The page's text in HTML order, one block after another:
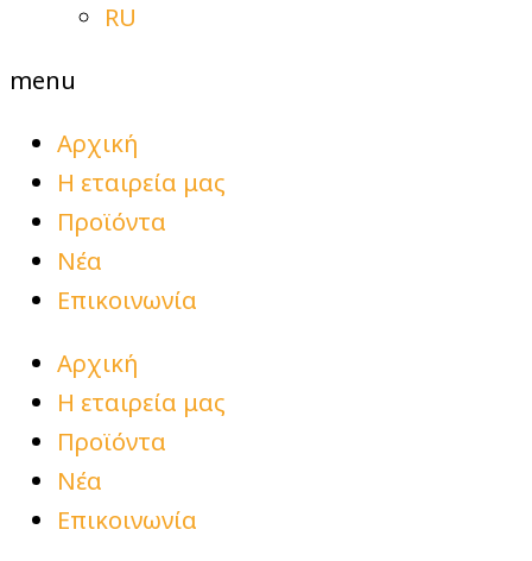
RU
menu
Αρχική
Η εταιρεία μας
Προϊόντα
Νέα
Επικοινωνία
Αρχική
Η εταιρεία μας
Προϊόντα
Νέα
Επικοινωνία